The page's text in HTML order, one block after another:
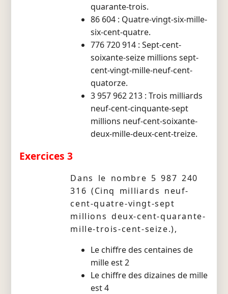
quarante-trois.
86 604 : Quatre-vingt-six-mille-
six-cent-quatre.
776 720 914 : Sept-cent-
soixante-seize millions sept-
cent-vingt-mille-neuf-cent-
quatorze.
3 957 962 213 : Trois milliards
neuf-cent-cinquante-sept
millions neuf-cent-soixante-
deux-mille-deux-cent-treize.
Exercices 3
Dans le nombre 5 987 240
316 (Cinq milliards neuf-
cent-quatre-vingt-sept
millions deux-cent-quarante-
mille-trois-cent-seize.),
Le chiffre des centaines de
mille est 2
Le chiffre des dizaines de mille
est 4